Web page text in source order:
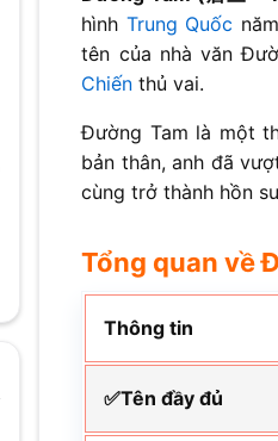
hình Trung Quốc
tên của nhà văn
Chiến thủ vai.
Đường Tam là một
bản thân, anh đã
cùng trở thành hồn
Tổng quan về
Thông tin
✅Tên đầy đủ